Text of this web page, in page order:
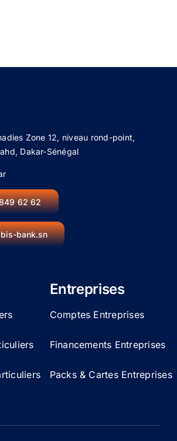
Zone 12, niveau rond-point,
Dakar-Sénégal
62 62
bank.sn
Entreprises
Comptes Entreprises
Financements Entreprises
Packs & Cartes Entreprises